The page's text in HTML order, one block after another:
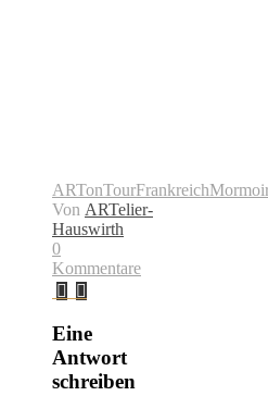
ARTonTourFrankreich
Von ARTelier-
Hauswirth
0
Kommentare
Eine
Antwort
schreiben